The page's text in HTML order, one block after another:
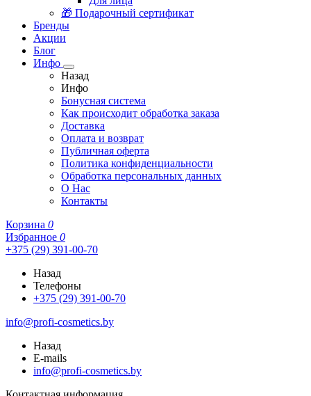
🎁 Подарочный сертификат
Бренды
Акции
Блог
Инфо
Назад
Инфо
Бонусная система
Как происходит обработка заказа
Доставка
Оплата и возврат
Публичная оферта
Политика конфиденциальности
Обработка персональных данных
О Нас
Контакты
Корзина 0
Избранное 0
+375 (29) 391-00-70
Назад
Телефоны
+375 (29) 391-00-70
info@profi-cosmetics.by
Назад
E-mails
info@profi-cosmetics.by